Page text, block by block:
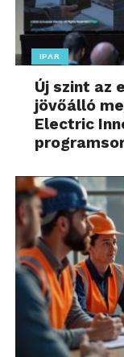
IPAR
Új szint az
jövőálló
Electric